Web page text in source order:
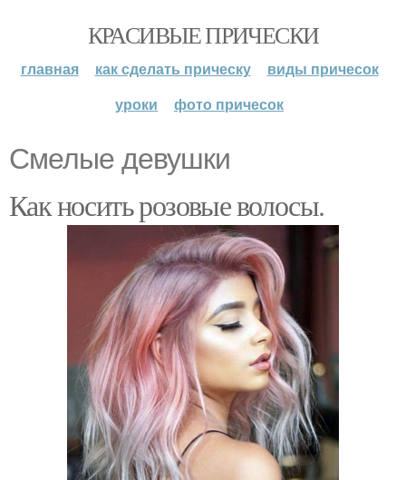
КРАСИВЫЕ ПРИЧЕСКИ
главная как сделать прическу
виды причесок
уроки
фото причесок
Смелые девушки
Как носить розовые волосы.